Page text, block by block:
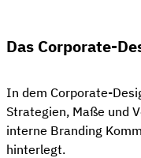
Das Corporate-
In dem Corporate-
Strategien, Maße und
interne Branding
hinterlegt.